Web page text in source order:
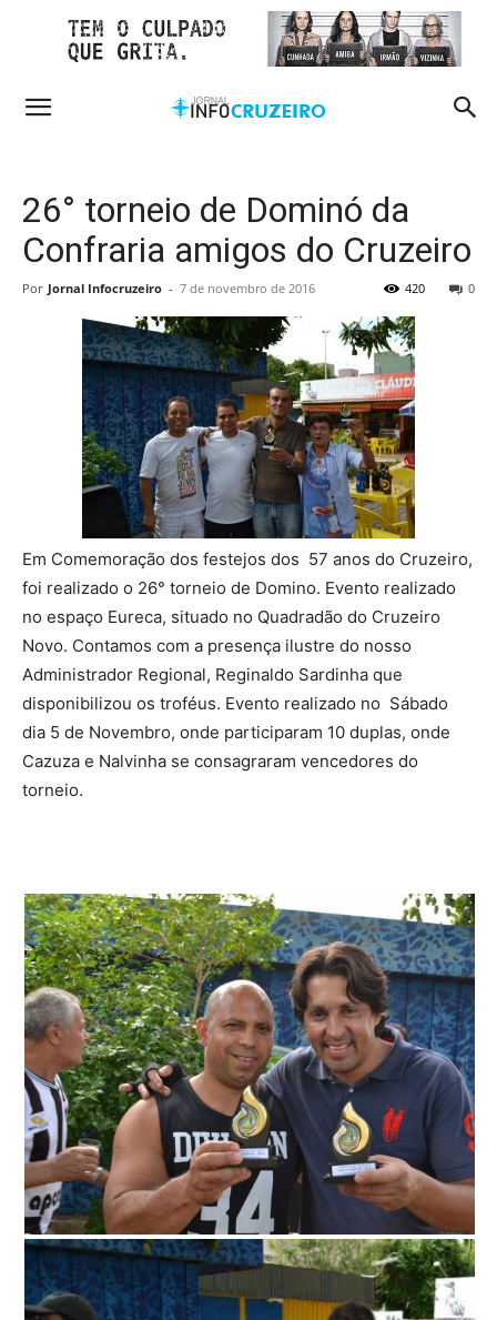
26° torneio de Dominó da
Confraria amigos do Cruzeiro
Por Jornal Infocruzeiro - 7 de novembro de 2016 0
420
Em Comemoração dos festejos dos 57 anos do Cruzeiro,
foi realizado o 26° torneio de Domino. Evento realizado
no espaço Eureca, situado no Quadradão do Cruzeiro
Novo. Contamos com a presença ilustre do nosso
Administrador Regional, Reginaldo Sardinha que
disponibilizou os troféus. Evento realizado no Sábado
dia 5 de Novembro, onde participaram 10 duplas, onde
Cazuza e Nalvinha se consagraram vencedores do
torneio.